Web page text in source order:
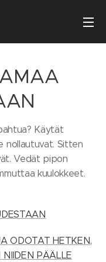
Käytät
nollautuvat. Sitten
Vedät pipon
kuulokkeet.
ODOTAT HETKEN,
PÄÄLLE